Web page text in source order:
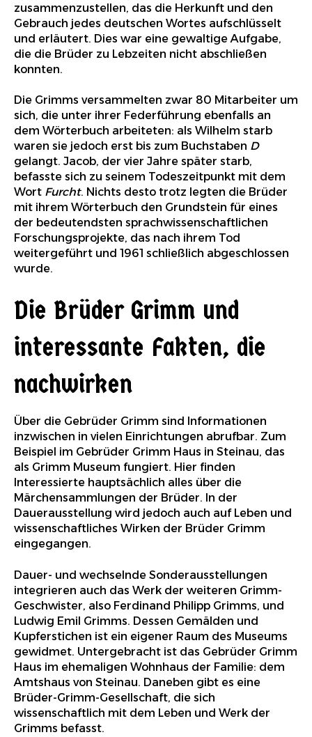
zusammenzustellen, das die Herkunft und den
Gebrauch jedes deutschen Wortes aufschlüsselt
und erläutert. Dies war eine gewaltige Aufgabe,
die die Brüder zu Lebzeiten nicht abschließen
konnten.
Die Grimms versammelten zwar 80 Mitarbeiter um
sich, die unter ihrer Federführung ebenfalls an
dem Wörterbuch arbeiteten: als Wilhelm starb
waren sie jedoch erst bis zum Buchstaben D
gelangt. Jacob, der vier Jahre später starb,
befasste sich zu seinem Todeszeitpunkt mit dem
Wort Furcht. Nichts desto trotz legten die Brüder
mit ihrem Wörterbuch den Grundstein für eines
der bedeutendsten sprachwissenschaftlichen
Forschungsprojekte, das nach ihrem Tod
weitergeführt und 1961 schließlich abgeschlossen
wurde.
Die Brüder Grimm und
interessante Fakten, die
nachwirken
Über die Gebrüder Grimm sind Informationen
inzwischen in vielen Einrichtungen abrufbar. Zum
Beispiel im Gebrüder Grimm Haus in Steinau, das
als Grimm Museum fungiert. Hier finden
Interessierte hauptsächlich alles über die
Märchensammlungen der Brüder. In der
Dauerausstellung wird jedoch auch auf Leben und
wissenschaftliches Wirken der Brüder Grimm
eingegangen.
Dauer- und wechselnde Sonderausstellungen
integrieren auch das Werk der weiteren Grimm-
Geschwister, also Ferdinand Philipp Grimms, und
Ludwig Emil Grimms. Dessen Gemälden und
Kupferstichen ist ein eigener Raum des Museums
gewidmet. Untergebracht ist das Gebrüder Grimm
Haus im ehemaligen Wohnhaus der Familie: dem
Amtshaus von Steinau. Daneben gibt es eine
Brüder-Grimm-Gesellschaft, die sich
wissenschaftlich mit dem Leben und Werk der
Grimms befasst.